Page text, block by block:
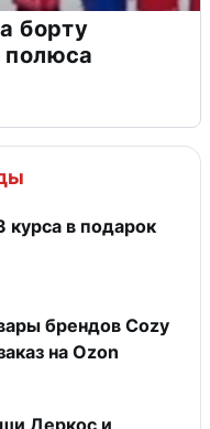
борту
полюса
курса в подарок
брендов Cozy
на Оzon
Деркос и